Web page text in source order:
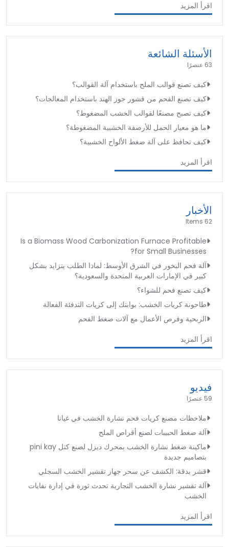
اقرأ المزيد
الأسئلة الشائعة
63 عنصرًا
كيف تصنع قوالب الملح باستخدام آلة القوالب؟
كيف تصنع الفحم من قشور جوز الهند باستخدام المعالجات؟
كيف تصبح مصنعًا لقوالب الخشب المضغوط؟
ما هو معيار الحمل للأرصفة الخشبية المضغوطة؟
كيف تحافظ على آلة ضغط الألواح الخشبية؟
اقرأ المزيد
الأخبار
62 Items
Is a Biomass Wood Carbonization Furnace Profitable
for Small Businesses?
آلة فحم البخور في الشرق الأوسط: لماذا الطلب يتزايد بشكل
كبير في الإمارات العربية المتحدة والسعودية؟
كيف تصنع فحم للشواء؟
طاحونة كريات الخشب: بوابتك إلى كريات التدفئة الفعالة
الربحية وفرص الأعمال مع آلات ضغط الفحم
اقرأ المزيد
فيديو
59 عنصرًا
ملاحظات مصنع كريات فحم نشارة الخشب في غيانا
آلة ضغط الحبيبات لصنع أقراص الملح
ماكينة ضغط نشارة الخشب بمحرك ديزل لصنع كتل pini kay
بتصاميم جديدة
قشر بدقة: الكشف عن سحر جهاز تقشير الخشب السجلي
آلة تقشير نشارة الخشب التجارية تحدث ثورة في إدارة نفايات
الخشب
اقرأ المزيد